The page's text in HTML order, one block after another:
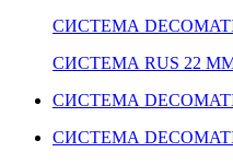
СИСТЕМА
СИСТЕМА RUS 22
СИСТЕМА
СИСТЕМА